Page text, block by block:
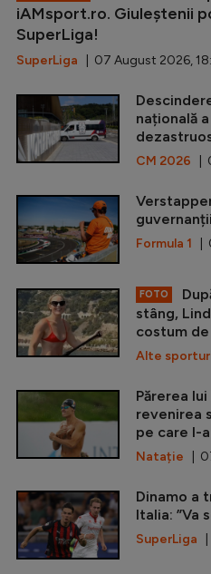
iAMsport.ro. Giuleștenii
SuperLiga!
SuperLiga | 07 August 2026,
națională
CM 2026 |
Formula 1 |
FOTO
stâng,
costum
Alte
Părerea
revenirea
pe care l-
Natație |
Dinamo a
Italia: ”Va
SuperLiga |